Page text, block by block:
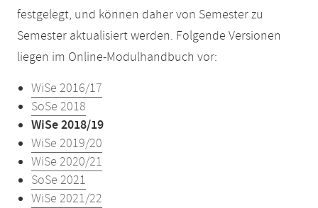
festgelegt, und können daher von Semester zu
Semester aktualisiert werden. Folgende Versionen
liegen im Online-Modulhandbuch vor:
WiSe 2016/17
SoSe 2018
WiSe 2018/19
WiSe 2019/20
WiSe 2020/21
SoSe 2021
WiSe 2021/22